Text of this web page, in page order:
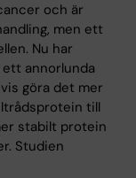
och är
men ett
Nu har
annorlunda
göra det mer
till
stabilt protein
Studien